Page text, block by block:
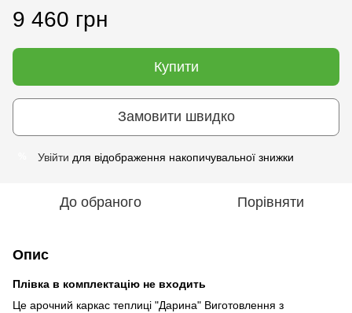
9 460 грн
Купити
Замовити швидко
Увійти для відображення накопичувальної знижки
До обраного Порівняти
Опис
Плівка в комплектацію не входить
Це арочний каркас теплиці "Дарина" Виготовлення з